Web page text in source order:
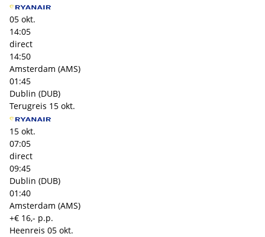
05 okt.
14:05
direct
14:50
Amsterdam (AMS)
01:45
Dublin (DUB)
Terugreis 15 okt.
15 okt.
07:05
direct
09:45
Dublin (DUB)
01:40
Amsterdam (AMS)
+€ 16,- p.p.
Heenreis 05 okt.